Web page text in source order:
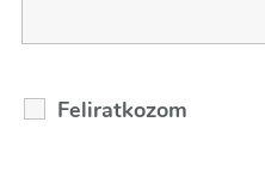
Feliratkozom